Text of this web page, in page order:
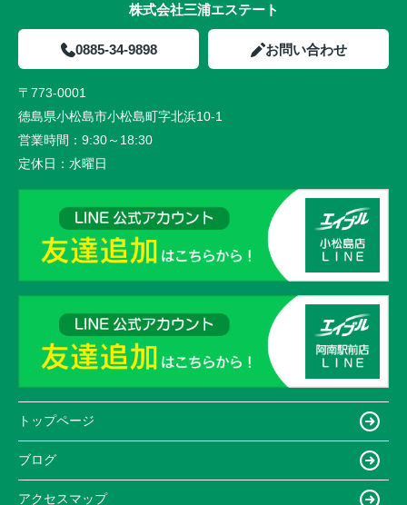
株式会社三浦エステート
0885-34-9898 お問い合わせ
〒773-0001
徳島県小松島市小松島町字北浜10-1
営業時間： 9:30～18:30
定休日： 水曜日
トップページ
ブログ
アクセスマップ